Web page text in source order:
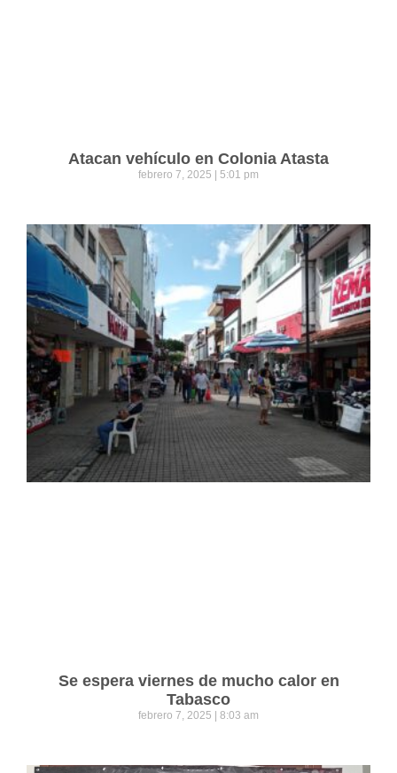
Atacan vehículo en Colonia Atasta
febrero 7, 2025 5:01 pm
Se espera viernes de mucho calor en
Tabasco
febrero 7, 2025 8:03 am